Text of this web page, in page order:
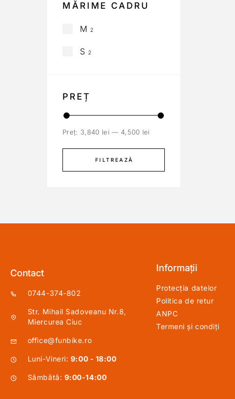
MĂRIME CADRU
M 2
S 2
PREȚ
FILTREAZĂ
Preț: 3,840 lei — 4,500 lei
Contact
0744-374-802
Str. Mihail Sadoveanu Nr.8,
Miercurea Ciuc
office@funbike.ro
Luni-Vineri: 9:00 - 18:00
Sâmbătă: 9:00-14:00
Informații
Protecția datelor
Politica de retur
ANPC
Termeni și condiți